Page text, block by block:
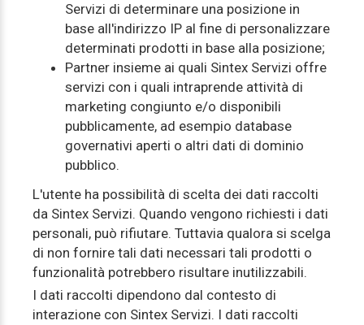
Servizi di determinare una posizione in
base all'indirizzo IP al fine di personalizzare
determinati prodotti in base alla posizione;
Partner insieme ai quali Sintex Servizi offre
servizi con i quali intraprende attività di
marketing congiunto e/o disponibili
pubblicamente, ad esempio database
governativi aperti o altri dati di dominio
pubblico.
L'utente ha possibilità di scelta dei dati raccolti
da Sintex Servizi. Quando vengono richiesti i dati
personali, può rifiutare. Tuttavia qualora si scelga
di non fornire tali dati necessari tali prodotti o
funzionalità potrebbero risultare inutilizzabili.
I dati raccolti dipendono dal contesto di
interazione con Sintex Servizi. I dati raccolti